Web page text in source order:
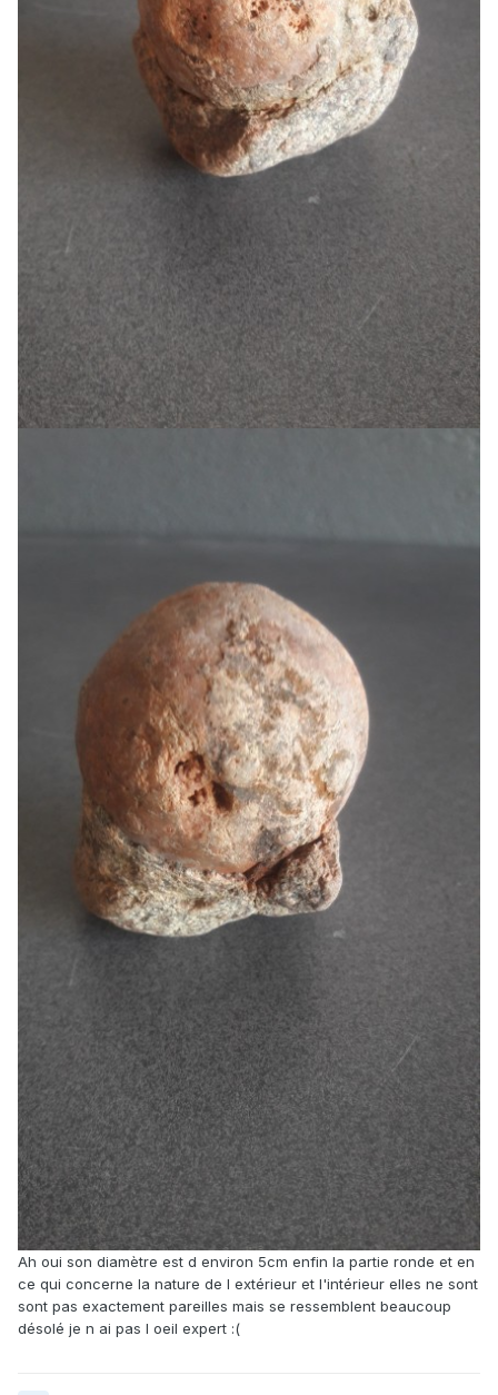
Ah oui son diamètre est d environ 5cm enfin la partie ronde et en
ce qui concerne la nature de l extérieur et l'intérieur elles ne sont
sont pas exactement pareilles mais se ressemblent beaucoup
désolé je n ai pas l oeil expert :(